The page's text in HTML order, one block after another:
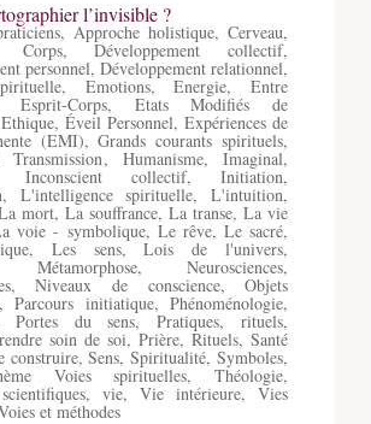
l’invisible ?
,Approche holistique,Cerveau,
Corps,Développement collectif,
personnel,Développement relationnel,
, Emotions,Energie,Entre
Esprit-Corps, Etats Modifiés de
Ethique, Éveil Personnel,Expériences de
(EMI),Grands courants spirituels,
, Humanisme,Imaginal,
Inconscient collectif,Initiation,
, L'intelligence spirituelle,L'intuition,
mort, La souffrance,La transe,La vie
voie - symbolique, Le rêve,Le sacré,
, Les sens,Lois de l'univers,
Métamorphose,Neurosciences,
,Niveaux de conscience,Objets
Parcours initiatique,Phénoménologie,
Portes du sens,Pratiques, rituels,
soin de soi,Prière,Rituels,Santé
construire,Sens,Spiritualité,Symboles,
Voies spirituelles,Théologie,
, vie,Vie intérieure,Vies
et méthodes